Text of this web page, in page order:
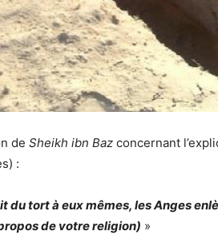
de Sheikh ibn Baz concernant
:
du tort à eux mêmes, les Anges
de votre religion) »